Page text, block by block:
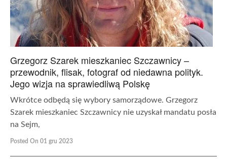
Grzegorz Szarek mieszkaniec Szczawnicy –
przewodnik, flisak, fotograf od niedawna polityk.
Jego wizja na sprawiedliwą Polskę
Wkrótce odbędą się wybory samorządowe. Grzegorz
Szarek mieszkaniec Szczawnicy nie uzyskał mandatu posła
na Sejm,
Posted On 01 gru 2023